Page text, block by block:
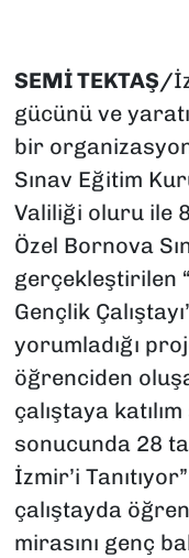
SEMİ TEKTAŞ/
gücünü ve
bir
Sınav Eğitim
Valiliği oluru ile
Özel Bornova
gerçekleştirilen
Gençlik
yorumladığı
öğrenciden
çalıştaya
sonucunda 28
İzmir’i
çalıştayda
mirasını genç